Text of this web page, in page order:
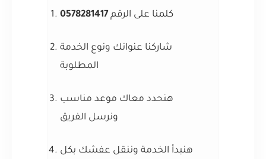
كلمنا على الرقم 0578281417
شاركنا عنوانك ونوع الخدمة
المطلوبة
هنحدد معاك موعد مناسب
ونرسل الفريق
هنبدأ الخدمة وننقل عفشك بكل